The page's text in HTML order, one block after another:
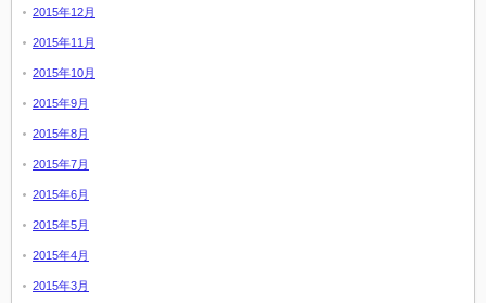
2015年12月
2015年11月
2015年10月
2015年9月
2015年8月
2015年7月
2015年6月
2015年5月
2015年4月
2015年3月